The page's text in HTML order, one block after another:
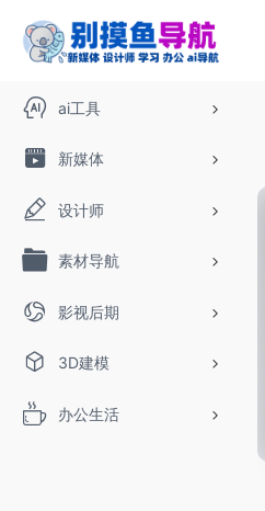
ai工具
新媒体
设计师
素材导航
影视后期
3D建模
办公生活